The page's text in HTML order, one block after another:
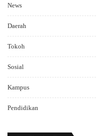
News
Daerah
Tokoh
Sosial
Kampus
Pendidikan